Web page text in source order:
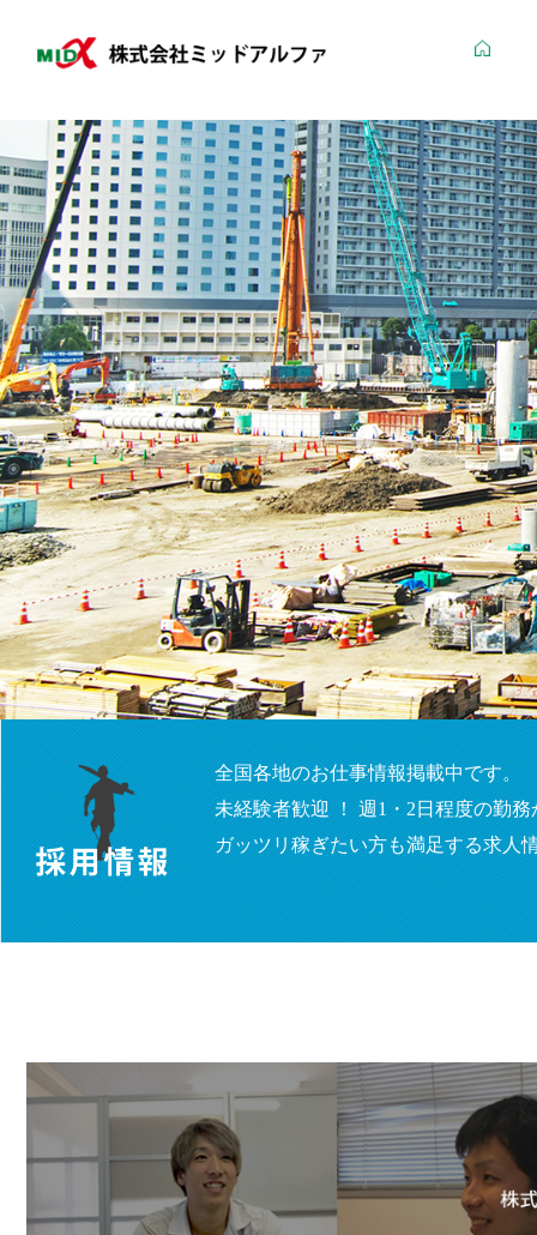
全国各地のお仕事情報掲載中です。
未経験者歓迎 ！ 週1・2日程度の勤
ガッツリ稼ぎたい方も満足する求人